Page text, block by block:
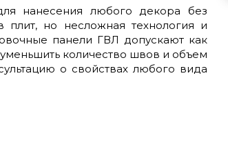
нанесения любого декора без
плит, но несложная технология и
панели ГВЛ допускают как
количество швов и объем
о свойствах любого вида